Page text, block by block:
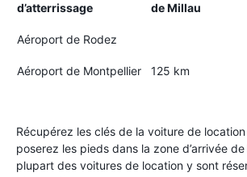
d’atterrissage
de Millau
Aéroport de Rodez
Aéroport de Montpellier 125 km
Récupérez les clés de la voiture de
poserez les pieds dans la zone d’arrivée de
plupart des voitures de location y sont